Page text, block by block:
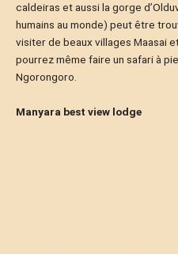
caldeiras et aussi la gorge
humains au monde) peut être
visiter de beaux villages Maasai
pourrez même faire un safari à
Ngorongoro.
Manyara best view lodge